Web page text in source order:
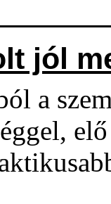
jól
a